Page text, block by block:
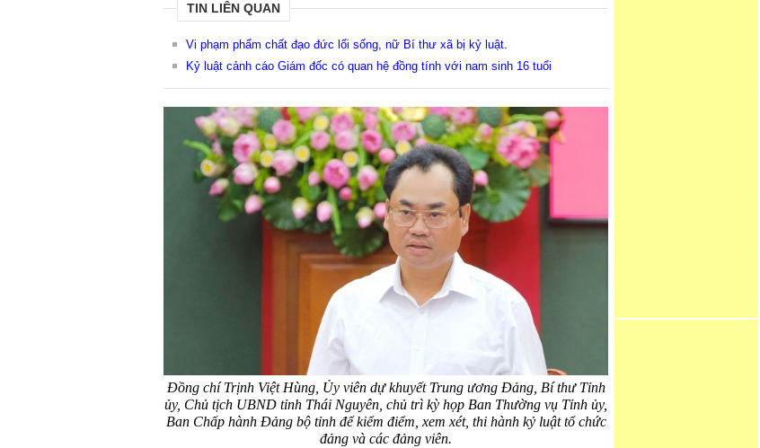
TIN LIÊN QUAN
Vi phạm phẩm chất đạo đức lối sống, nữ Bí thư xã bị kỷ luật.
Kỷ luật cảnh cáo Giám đốc có quan hệ đồng tính với nam sinh 16 tuổi
Đồng chí Trịnh Việt Hùng, Ủy viên dự khuyết Trung ương Đảng, Bí thư Tỉnh
ủy, Chủ tịch UBND tỉnh Thái Nguyên, chủ trì kỳ họp Ban Thường vụ Tỉnh ủy,
Ban Chấp hành Đảng bộ tỉnh để kiểm điểm, xem xét, thi hành kỷ luật tổ chức
đảng và các đảng viên.